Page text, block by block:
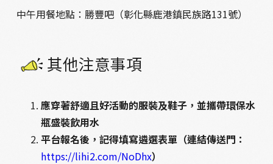
中午用餐地點：勝豐吧（彰化縣鹿港鎮民族路131號）
其他注意事項
應穿著舒適且好活動的服裝及鞋子，並攜帶環保水
瓶盛裝飲用水
平台報名後，記得填寫遴選表單（連結傳送門：
https://lihi2.com/NoDhx）